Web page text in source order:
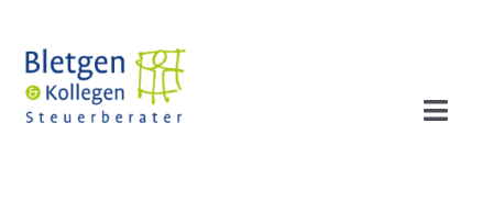
Inhalt
springen